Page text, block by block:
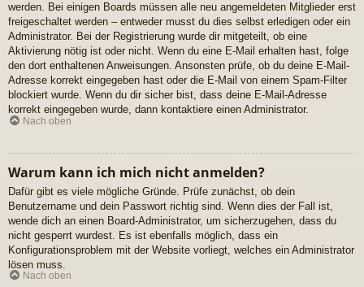
werden. Bei einigen Boards müssen alle neu angemeldeten Mitglieder erst
freigeschaltet werden – entweder musst du dies selbst erledigen oder ein
Administrator. Bei der Registrierung wurde dir mitgeteilt, ob eine
Aktivierung nötig ist oder nicht. Wenn du eine E-Mail erhalten hast, folge
den dort enthaltenen Anweisungen. Ansonsten prüfe, ob du deine E-Mail-
Adresse korrekt eingegeben hast oder die E-Mail von einem Spam-Filter
blockiert wurde. Wenn du dir sicher bist, dass deine E-Mail-Adresse
korrekt eingegeben wurde, dann kontaktiere einen Administrator.
Nach oben
Warum kann ich mich nicht anmelden?
Dafür gibt es viele mögliche Gründe. Prüfe zunächst, ob dein
Benutzername und dein Passwort richtig sind. Wenn dies der Fall ist,
wende dich an einen Board-Administrator, um sicherzugehen, dass du
nicht gesperrt wurdest. Es ist ebenfalls möglich, dass ein
Konfigurationsproblem mit der Website vorliegt, welches ein Administrator
lösen muss.
Nach oben